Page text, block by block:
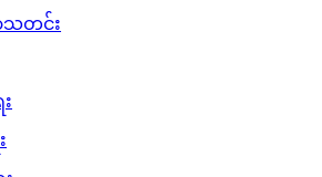
သတင်း